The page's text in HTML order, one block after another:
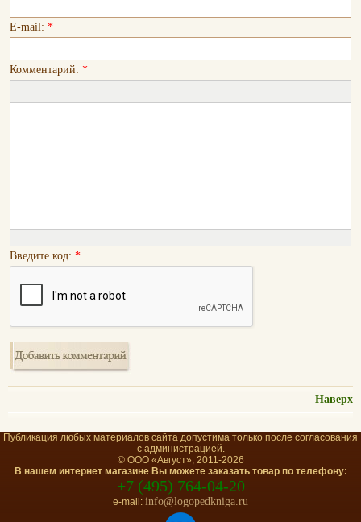
E-mail: *
Комментарий: *
Введите код: *
Наверх
Публикация любых материалов сайта допустима только после согласования
с администрацией.
© ООО «Август», 2011-2026
В нашем интернет магазине Вы можете заказать товар по телефону:
+7 (495) 764-04-20
e-mail: info@logopedkniga.ru